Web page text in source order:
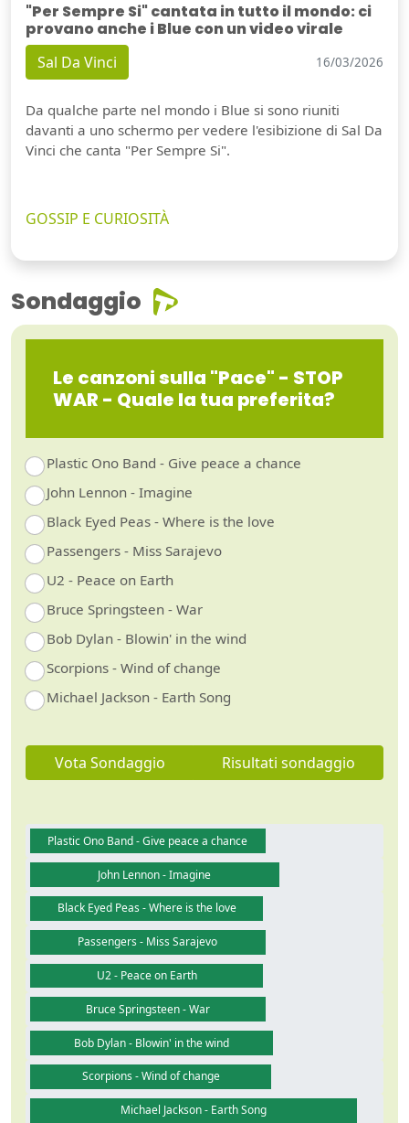
"Per Sempre Si" cantata in tutto il mondo: ci
provano anche i Blue con un video virale
Sal Da Vinci 16/03/2026
Da qualche parte nel mondo i Blue si sono riuniti
davanti a uno schermo per vedere l'esibizione di Sal Da
Vinci che canta "Per Sempre Si".
GOSSIP E CURIOSITÀ
Sondaggio
Le canzoni sulla "Pace" - STOP
WAR - Quale la tua preferita?
Plastic Ono Band - Give peace a chance
John Lennon - Imagine
Black Eyed Peas - Where is the love
Passengers - Miss Sarajevo
U2 - Peace on Earth
Bruce Springsteen - War
Bob Dylan - Blowin' in the wind
Scorpions - Wind of change
Michael Jackson - Earth Song
Vota Sondaggio Risultati sondaggio
Plastic Ono Band - Give peace a chance
John Lennon - Imagine
Black Eyed Peas - Where is the love
Passengers - Miss Sarajevo
U2 - Peace on Earth
Bruce Springsteen - War
Bob Dylan - Blowin' in the wind
Scorpions - Wind of change
Michael Jackson - Earth Song